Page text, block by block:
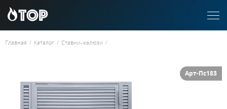
Главная / Каталог / Ставни-жалюзи /
Арт-Пс183